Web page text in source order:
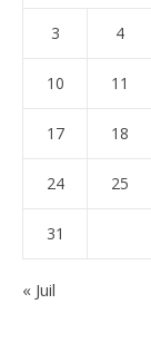
3 4
10 11
17 18
24 25
31
« Juil